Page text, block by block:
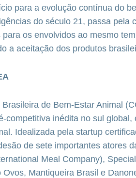
para a evolução contínua do
do século 21, passa pela
os envolvidos ao mesmo
a aceitação dos produtos
de Bem-Estar Animal
competitiva inédita no sul
Idealizada pela startup
de sete importantes atores
Meal Company),
Ovos, Mantiqueira Brasil e